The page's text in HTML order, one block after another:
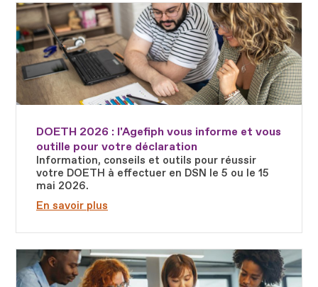
DOETH 2026 : l'Agefiph vous informe et vous
outille pour votre déclaration
Information, conseils et outils pour réussir
votre DOETH à effectuer en DSN le 5 ou le 15
mai 2026.
En savoir plus
Fichier
Fichier